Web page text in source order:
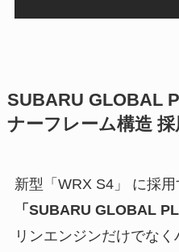
SUBARU GLOBAL
ナーフレーム構造 採
新型「WRX S4」 に採用
「SUBARU GLOBAL
リンエンジンだけでな